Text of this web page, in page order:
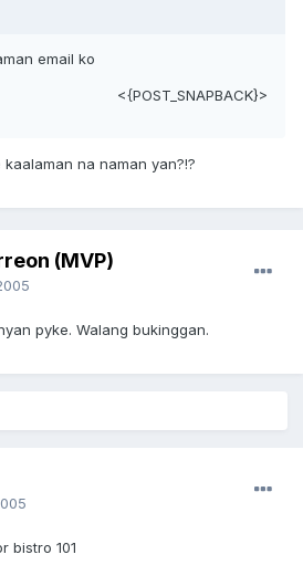
email ko
<{POST_SNAPBACK}>
na naman yan?!?
(MVP)
pyke. Walang bukinggan.
bistro 101